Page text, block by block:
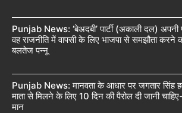
Punjab News: ‘बेअदबी’ पार्टी (अकाली दल) अपनी
वह राजनीति में वापसी के लिए भाजपा से समझौता करने
बलतेज पन्नू
Punjab News: मानवता के आधार पर जगतार सिंह
माता से मिलने के लिए 10 दिन की पैरोल दी जानी
मान